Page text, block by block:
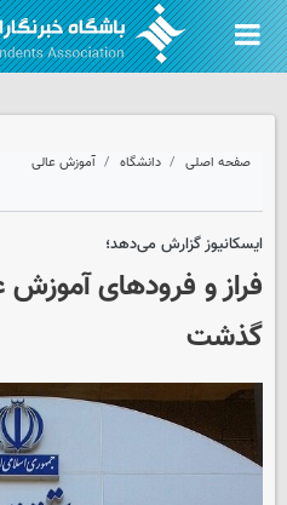
صفحه اصلی دانشگاه آموزش عالی
ایسکانیوز گزارش می‌دهد؛
فراز و فرودهای
گذشت